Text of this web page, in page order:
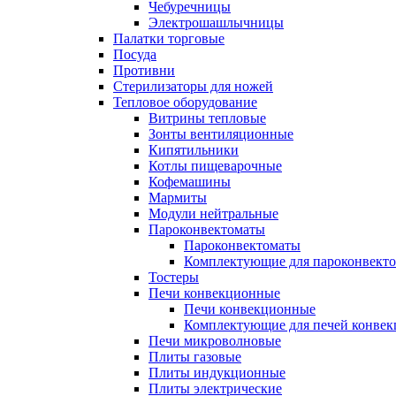
Чебуречницы
Электрошашлычницы
Палатки торговые
Посуда
Противни
Стерилизаторы для ножей
Тепловое оборудование
Витрины тепловые
Зонты вентиляционные
Кипятильники
Котлы пищеварочные
Кофемашины
Мармиты
Модули нейтральные
Пароконвектоматы
Пароконвектоматы
Комплектующие для
Тостеры
Печи конвекционные
Печи конвекционные
Комплектующие для печей
Печи микроволновые
Плиты газовые
Плиты индукционные
Плиты электрические